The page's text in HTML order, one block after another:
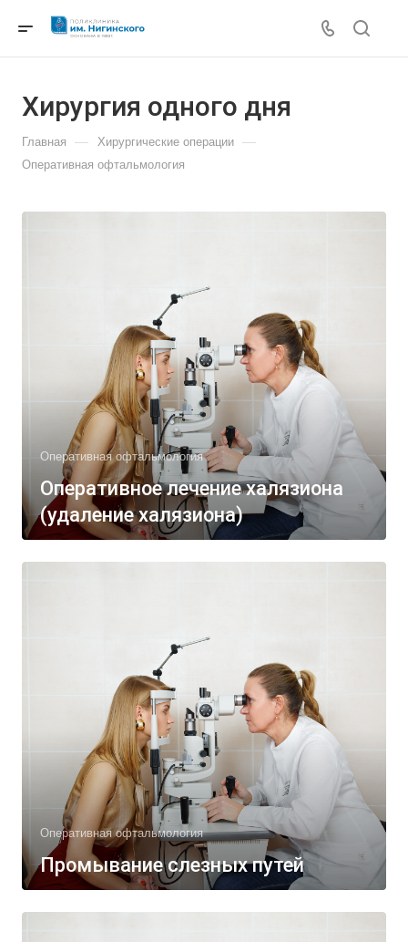
Хирургия одного дня
Главная — Хирургические операции —
Оперативная офтальмология
Оперативная офтальмология
Оперативное лечение халязиона
(удаление халязиона)
Оперативная офтальмология
Промывание слезных путей